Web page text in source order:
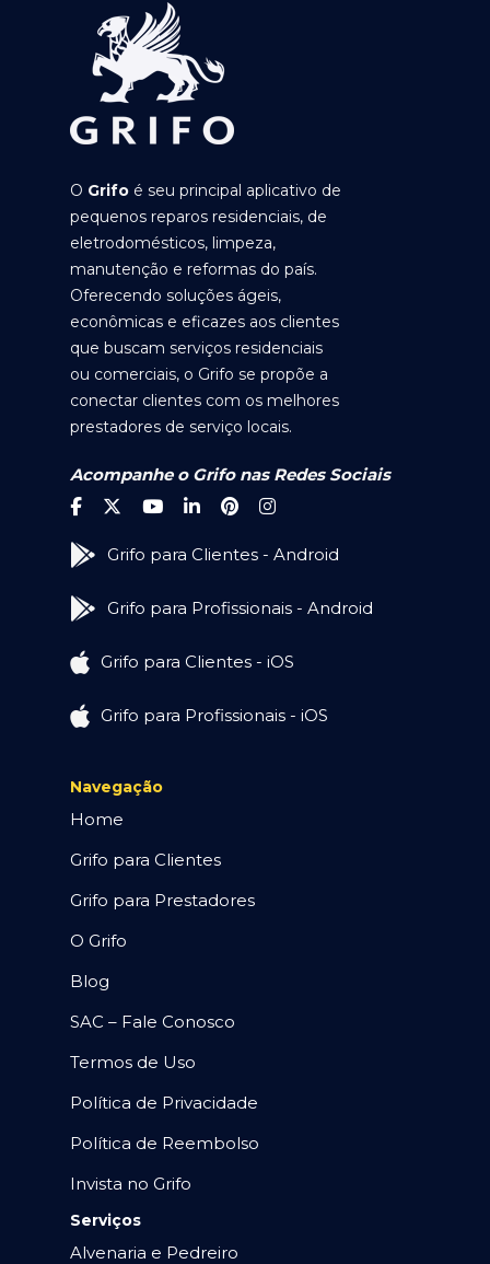
O Grifo é seu principal aplicativo de
pequenos reparos residenciais, de
eletrodomésticos, limpeza,
manutenção e reformas do país.
Oferecendo soluções ágeis,
econômicas e eficazes aos clientes
que buscam serviços residenciais
ou comerciais, o Grifo se propõe a
conectar clientes com os melhores
prestadores de serviço locais.
Acompanhe o Grifo nas Redes Sociais
Grifo para Clientes - Android
Grifo para Profissionais - Android
Grifo para Clientes - iOS
Grifo para Profissionais - iOS
Navegação
Home
Grifo para Clientes
Grifo para Prestadores
O Grifo
Blog
SAC – Fale Conosco
Termos de Uso
Política de Privacidade
Política de Reembolso
Invista no Grifo
Serviços
Alvenaria e Pedreiro